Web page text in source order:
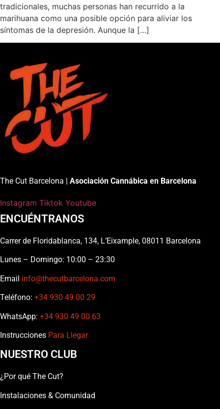
tradicionales, muchas personas han recurrido a la
marihuana como una posible opción para aliviar los
síntomas de la depresión. Aunque la […]
The Cut Barcelona | Asociación Cannábica en Barcelona
Instagram Tiktok Youtube
ENCUÉNTRANOS
Carrer de Floridablanca, 134, L’Eixample, 08011 Barcelona
Lunes – Domingo: 10:00 – 23:30
Email info@thecutbarcelona.com
Teléfono: +34 930 49 00 29
WhatsApp: +34 930 49 00 63
Instrucciones Para Llegar
NUESTRO CLUB
¿Por qué The Cut?
Instalaciones & Comunidad